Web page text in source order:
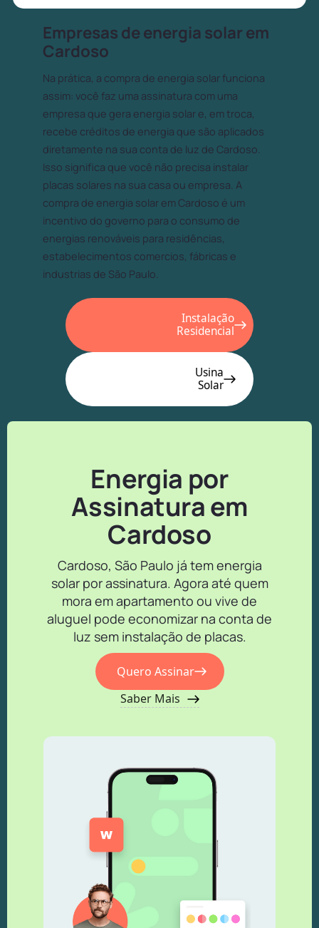
Empresas de energia solar em
Cardoso
Na prática, a compra de energia solar funciona
assim: você faz uma assinatura com uma
empresa que gera energia solar e, em troca,
recebe créditos de energia que são aplicados
diretamente na sua conta de luz de Cardoso.
Isso significa que você não precisa instalar
placas solares na sua casa ou empresa. A
compra de energia solar em Cardoso é um
incentivo do governo para o consumo de
energias renováveis para residências,
estabelecimentos comercios, fábricas e
industrias de São Paulo.
Instalação
Residencial
Usina
Solar
Energia por
Assinatura em
Cardoso
Cardoso, São Paulo já tem energia
solar por assinatura. Agora até quem
mora em apartamento ou vive de
aluguel pode economizar na conta de
luz sem instalação de placas.
Quero Assinar
Saber Mais